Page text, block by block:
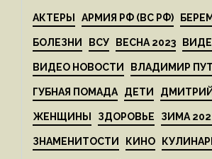
АКТЕРЫ АРМИЯ РФ (ВС РФ)
БОЛЕЗНИ ВСУ ВЕСНА 2023
ВИДЕО НОВОСТИ ВЛАДИМИР
ГУБНАЯ ПОМАДА ДЕТИ
ЖЕНЩИНЫ ЗДОРОВЬЕ ЗИМА
ЗНАМЕНИТОСТИ КИНО